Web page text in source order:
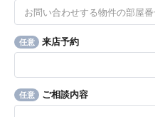
任意 来店予約
任意 ご相談内容